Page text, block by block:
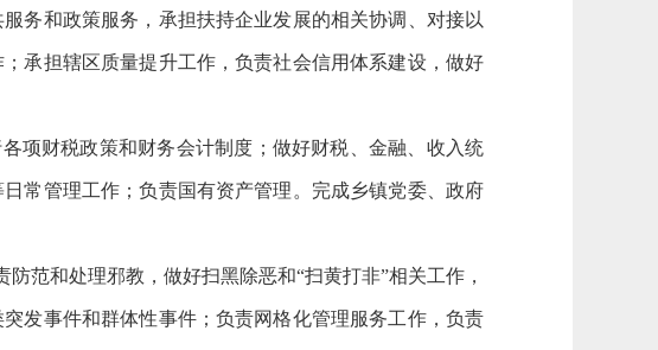
务和政策服务，承担扶持企业发展的相关协调、对接以
承担辖区质量提升工作，负责社会信用体系建设，做好
项财税政策和财务会计制度；做好财税、金融、收入统
常管理工作；负责国有资产管理。完成乡镇党委、政府
范和处理邪教，做好扫黑除恶和“扫黄打非”相关工作，
发事件和群体性事件；负责网格化管理服务工作，负责